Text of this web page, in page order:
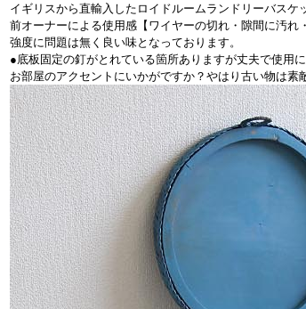
イギリスから直輸入したロイドルームランドリーバスケ
前オーナーによる使用感【ワイヤーの切れ・隙間に汚れ
強度に問題は無く良い味となっております。
●底板固定の釘がとれている箇所ありますが丈夫で使用
お部屋のアクセントにいかがですか？やはり古い物は素